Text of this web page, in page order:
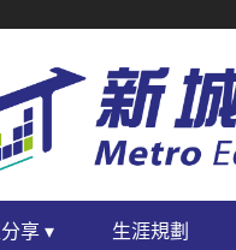
享 ▾ 生涯規劃